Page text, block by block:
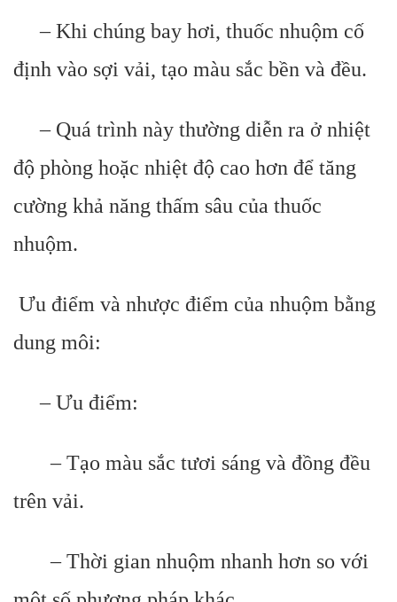
– Khi chúng bay hơi, thuốc nhuộm cố
định vào sợi vải, tạo màu sắc bền và đều.
– Quá trình này thường diễn ra ở nhiệt
độ phòng hoặc nhiệt độ cao hơn để tăng
cường khả năng thấm sâu của thuốc
nhuộm.
Ưu điểm và nhược điểm của nhuộm bằng
dung môi:
– Ưu điểm:
– Tạo màu sắc tươi sáng và đồng đều
trên vải.
– Thời gian nhuộm nhanh hơn so với